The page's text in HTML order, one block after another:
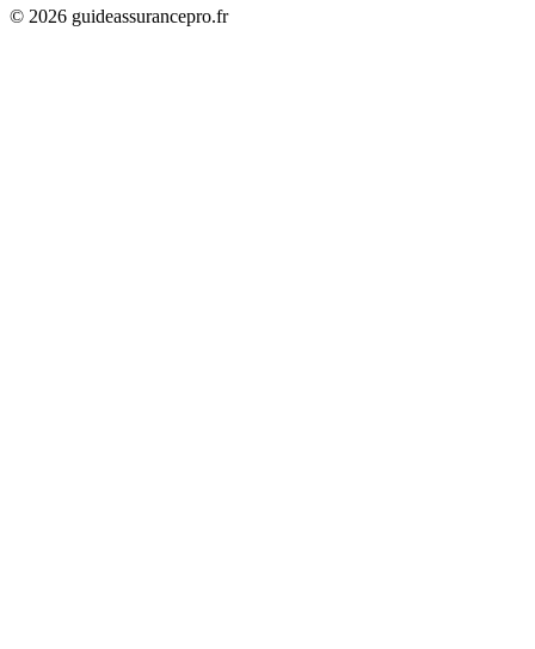
© 2026 guideassurancepro.fr